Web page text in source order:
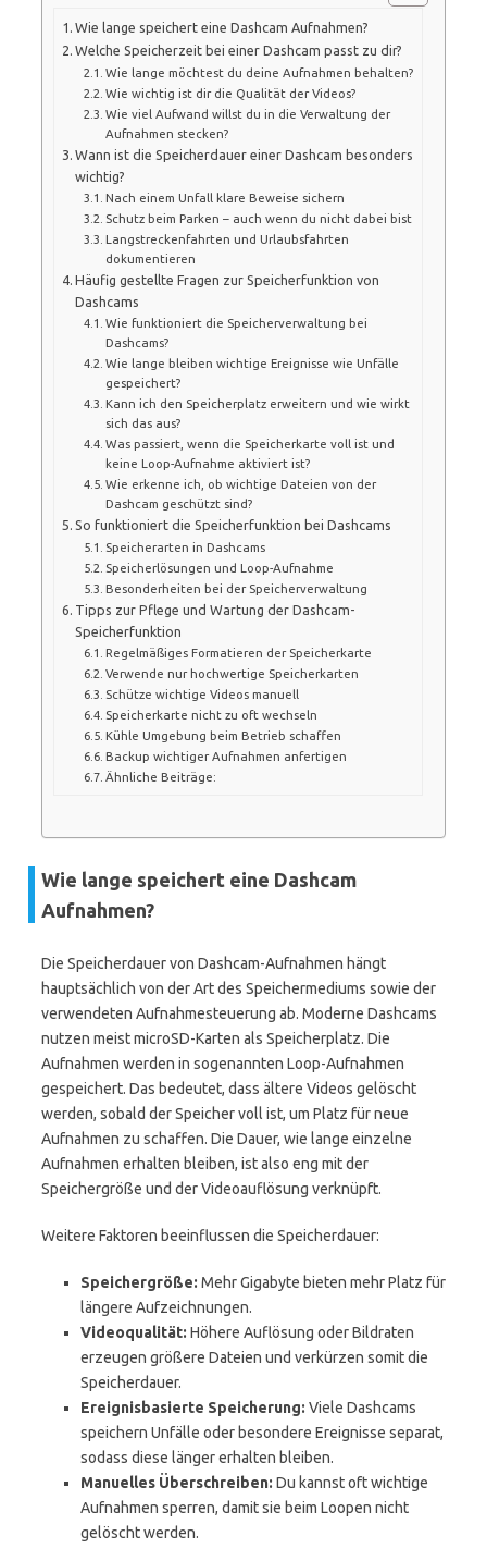
Wie lange speichert eine Dashcam Aufnahmen?
Welche Speicherzeit bei einer Dashcam passt zu dir?
Wie lange möchtest du deine Aufnahmen behalten?
Wie wichtig ist dir die Qualität der Videos?
Wie viel Aufwand willst du in die Verwaltung der
Aufnahmen stecken?
Wann ist die Speicherdauer einer Dashcam besonders
wichtig?
Nach einem Unfall klare Beweise sichern
Schutz beim Parken – auch wenn du nicht dabei bist
Langstreckenfahrten und Urlaubsfahrten
dokumentieren
Häufig gestellte Fragen zur Speicherfunktion von
Dashcams
Wie funktioniert die Speicherverwaltung bei
Dashcams?
Wie lange bleiben wichtige Ereignisse wie Unfälle
gespeichert?
Kann ich den Speicherplatz erweitern und wie wirkt
sich das aus?
Was passiert, wenn die Speicherkarte voll ist und
keine Loop-Aufnahme aktiviert ist?
Wie erkenne ich, ob wichtige Dateien von der
Dashcam geschützt sind?
So funktioniert die Speicherfunktion bei Dashcams
Speicherarten in Dashcams
Speicherlösungen und Loop-Aufnahme
Besonderheiten bei der Speicherverwaltung
Tipps zur Pflege und Wartung der Dashcam-
Speicherfunktion
Regelmäßiges Formatieren der Speicherkarte
Verwende nur hochwertige Speicherkarten
Schütze wichtige Videos manuell
Speicherkarte nicht zu oft wechseln
Kühle Umgebung beim Betrieb schaffen
Backup wichtiger Aufnahmen anfertigen
Ähnliche Beiträge:
Wie lange speichert eine Dashcam
Aufnahmen?
Die Speicherdauer von Dashcam-Aufnahmen hängt
hauptsächlich von der Art des Speichermediums sowie der
verwendeten Aufnahmesteuerung ab. Moderne Dashcams
nutzen meist microSD-Karten als Speicherplatz. Die
Aufnahmen werden in sogenannten Loop-Aufnahmen
gespeichert. Das bedeutet, dass ältere Videos gelöscht
werden, sobald der Speicher voll ist, um Platz für neue
Aufnahmen zu schaffen. Die Dauer, wie lange einzelne
Aufnahmen erhalten bleiben, ist also eng mit der
Speichergröße und der Videoauflösung verknüpft.
Weitere Faktoren beeinflussen die Speicherdauer:
Speichergröße: Mehr Gigabyte bieten mehr Platz für
längere Aufzeichnungen.
Videoqualität: Höhere Auflösung oder Bildraten
erzeugen größere Dateien und verkürzen somit die
Speicherdauer.
Ereignisbasierte Speicherung: Viele Dashcams
speichern Unfälle oder besondere Ereignisse separat,
sodass diese länger erhalten bleiben.
Manuelles Überschreiben: Du kannst oft wichtige
Aufnahmen sperren, damit sie beim Loopen nicht
gelöscht werden.